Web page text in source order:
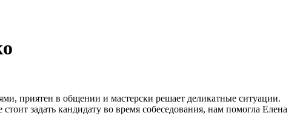
приятен в общении и мастерски решает деликатные ситуации.
задать кандидату во время собеседования, нам помогла Елена